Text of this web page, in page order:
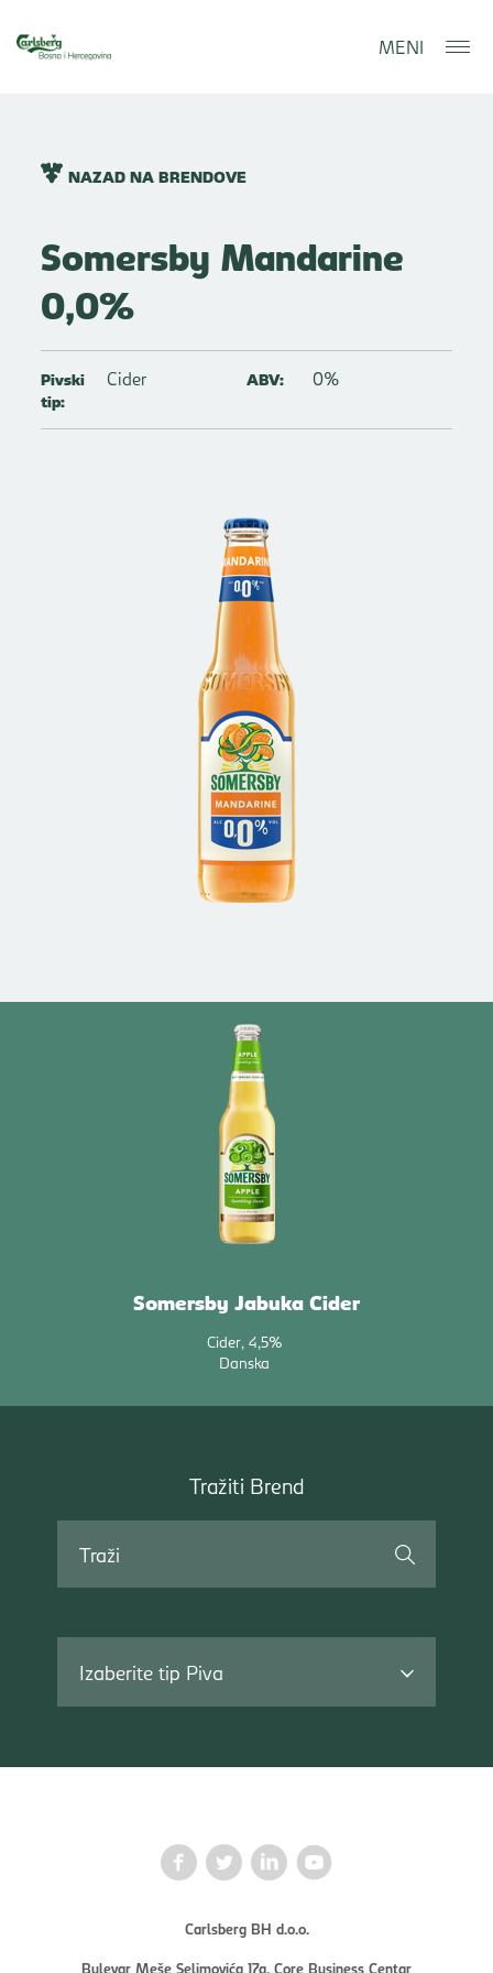
MENI
NAZAD NA BRENDOVE
Somersby Mandarine
0,0%
Pivski
tip:
Cider ABV: 0%
Somersby Jabuka Cider
Cider 4,5%
Danska
Tražiti Brend
Izaberite tip Piva
Carlsberg BH d.o.o.
Bulevar Meše Selimovića 17a, Core Business Centar